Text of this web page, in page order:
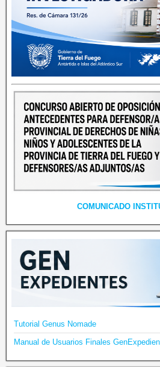
COMUNICADO
Tutorial Genus Nomade
Manual de Usuarios Finales